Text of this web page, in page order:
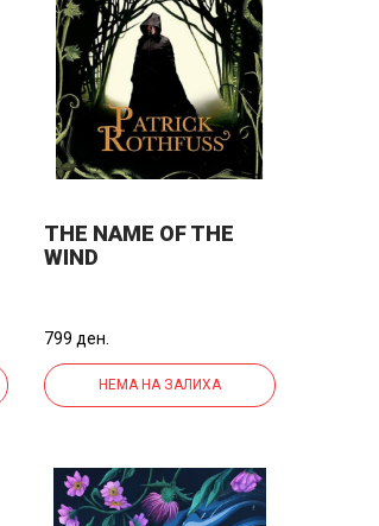
THE NAME OF THE
WIND
799 ден.
НЕМА НА ЗАЛИХА